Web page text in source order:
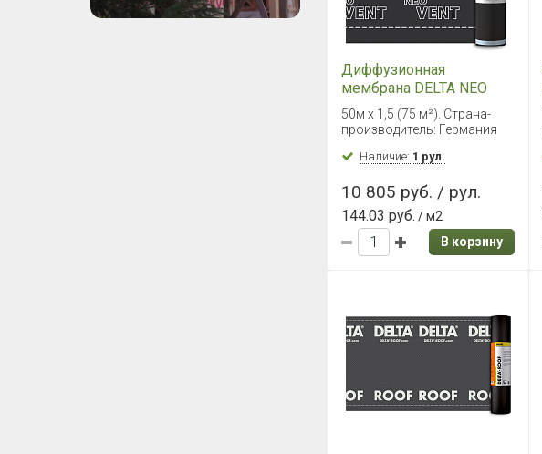
Диффузионная
мембрана DELTA NEO
VENT PLUS 75 м²
50м х 1,5 (75 м²). Страна-
производитель: Германия
Наличие: 1 рул.
10 805 руб. / рул.
144.03 руб. / м2
В корзину